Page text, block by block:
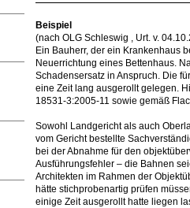
Beispiel
(nach OLG Schleswig , Urt. v.
Ein Bauherr, der ein Krankenhaus
Neuerrichtung eines Bettenhaus.
Schadensersatz in Anspruch. Die
eine Zeit lang ausgerollt gelegen.
18531-3:2005-11 sowie gemäß
Sowohl Landgericht als auch
vom Gericht bestellte
bei der Abnahme für den
Ausführungsfehler – die Bahnen
Architekten im Rahmen der
hätte stichprobenartig prüfen
einige Zeit ausgerollt hatte liegen